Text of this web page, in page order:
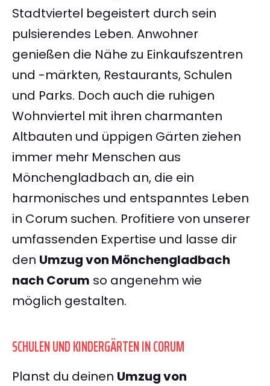
Stadtviertel begeistert durch sein
pulsierendes Leben. Anwohner
genießen die Nähe zu Einkaufszentren
und -märkten, Restaurants, Schulen
und Parks. Doch auch die ruhigen
Wohnviertel mit ihren charmanten
Altbauten und üppigen Gärten ziehen
immer mehr Menschen aus
Mönchengladbach an, die ein
harmonisches und entspanntes Leben
in Corum suchen. Profitiere von unserer
umfassenden Expertise und lasse dir
den Umzug von Mönchengladbach
nach Corum so angenehm wie
möglich gestalten.
SCHULEN UND KINDERGÄRTEN IN CORUM
Planst du deinen Umzug von